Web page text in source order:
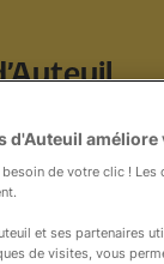
d'Auteuil
besoin de votre clic !
et ses partenaires
de visites, vous